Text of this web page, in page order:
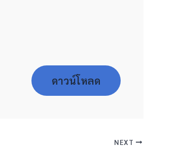
ดาวน์โหลด
NEXT